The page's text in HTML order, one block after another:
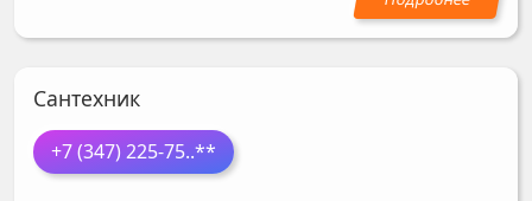
Сантехник
+7 (347) 225-75..**